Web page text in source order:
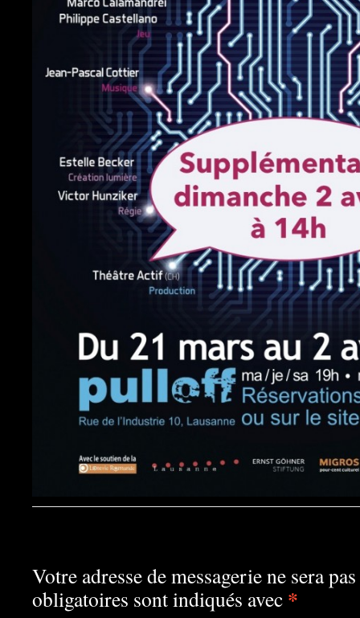
Votre adresse de messagerie ne sera
obligatoires sont indiqués avec *